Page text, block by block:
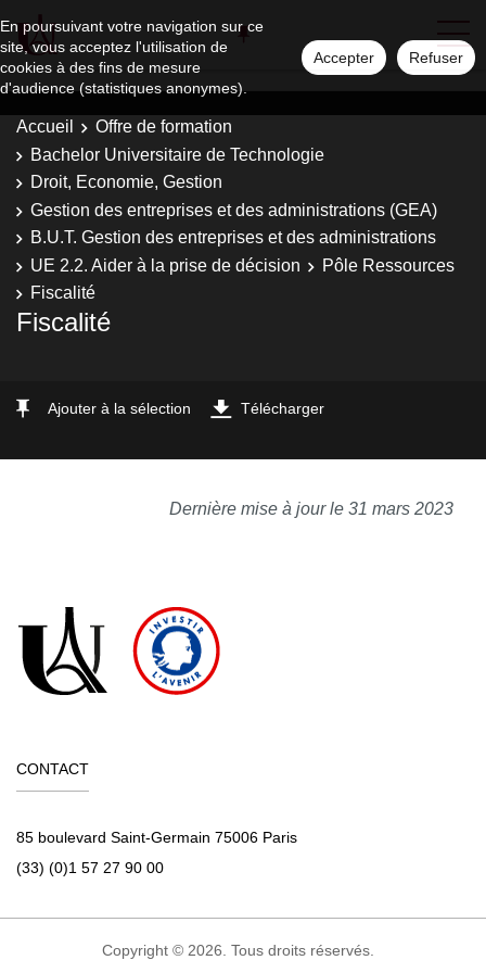
En poursuivant votre navigation sur ce
site, vous acceptez l'utilisation de
cookies à des fins de mesure
d'audience (statistiques anonymes).
Accepter Refuser
Accueil
Offre de formation
Bachelor Universitaire de Technologie
Droit, Economie, Gestion
Gestion des entreprises et des administrations (GEA)
B.U.T. Gestion des entreprises et des administrations
UE 2.2. Aider à la prise de décision
Pôle Ressources
Fiscalité
Fiscalité
Ajouter à la sélection Télécharger
Dernière mise à jour le 31 mars 2023
CONTACT
85 boulevard Saint-Germain 75006 Paris
(33) (0)1 57 27 90 00
Copyright © 2026. Tous droits réservés.